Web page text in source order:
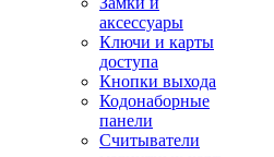
аксессуары
Ключи и карты
доступа
Кнопки выхода
Кодонаборные
панели
Считыватели